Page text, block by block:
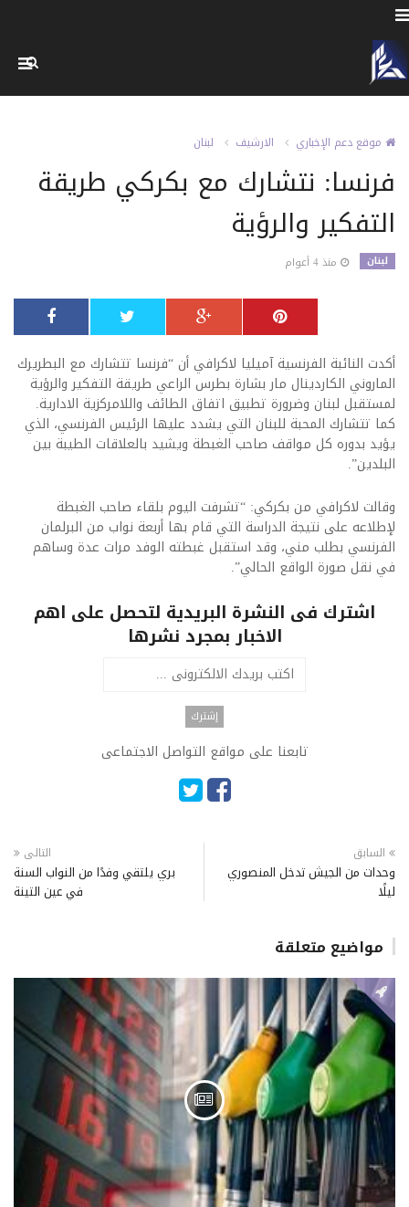
موقع دعم الإخباري الارشيف لبنان
فرنسا: نتشارك مع بكركي طريقة
التفكير والرؤية
لبنان منذ 4 أعوام
أكدت النائبة الفرنسية آميليا لاكرافي أن “فرنسا تتشارك مع البطريرك
الماروني الكاردينال مار بشارة بطرس الراعي طريقة التفكير والرؤية
لمستقبل لبنان وضرورة تطبيق اتفاق الطائف واللامركزية الادارية.
كما تتشارك المحبة للبنان التي يشدد عليها الرئيس الفرنسي، الذي
يؤيد بدوره كل مواقف صاحب الغبطة ويشيد بالعلاقات الطيبة بين
البلدين”.
وقالت لاكرافي من بكركي: “تشرفت اليوم بلقاء صاحب الغبطة
لإطلاعه على نتيجة الدراسة التي قام بها أربعة نواب من البرلمان
الفرنسي بطلب مني، وقد استقبل غبطته الوفد مرات عدة وساهم
في نقل صورة الواقع الحالي”.
اشترك فى النشرة البريدية لتحصل على اهم
الاخبار بمجرد نشرها
تابعنا على مواقع التواصل الاجتماعى
السابق
وحدات من الجيش تدخل المنصوري
ليلًا
التالى
بري يلتقي وفدًا من النواب السنة
في عين التينة
مواضيع متعلقة